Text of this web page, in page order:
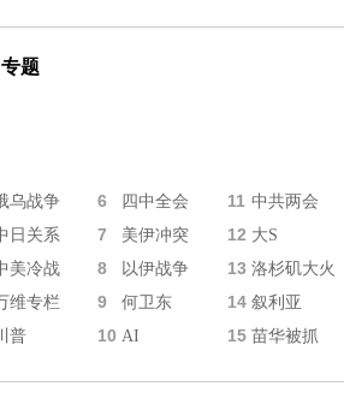
题
乌战争 6 四中全会 11 中共两会
日关系 7 美伊冲突 12 大S
美冷战 8 以伊战争 13 洛杉矶大火
维专栏 9 何卫东 14 叙利亚
普 10 AI 15 苗华被抓